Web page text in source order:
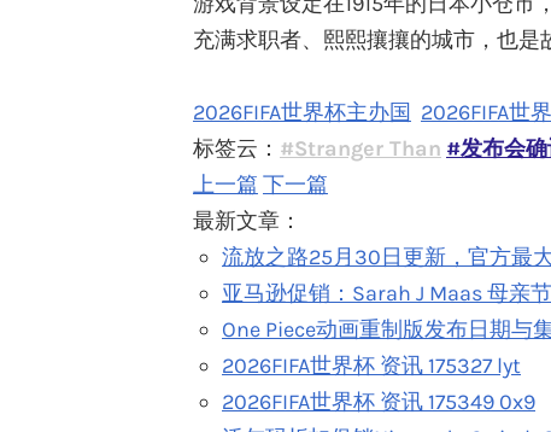
充满求职者、熙熙攘攘的城市，也是
2026FIFA世界杯主办国 2026FIFA世
标签云： #Stranger Than #发布会确
上一篇 下一篇
最新文章：
流放之路25月30日更新，官方最
亚马逊促销：Sarah J Maas 母亲
One Piece动画重制版发布日期与
2026FIFA世界杯 资讯 175327 lyt
2026FIFA世界杯 资讯 175349 0x9